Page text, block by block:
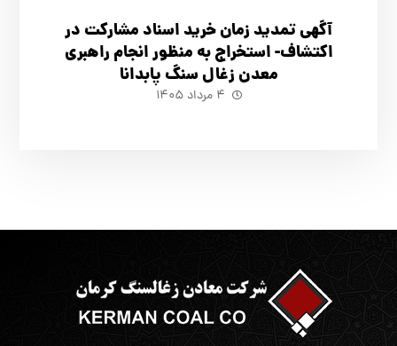
آگهي تمدید زمان خرید اسناد مشارکت در
اکتشاف- استخراج به منظور انجام راهبری
معدن زغال سنگ پابدانا
۴ مرداد ۱۴۰۵